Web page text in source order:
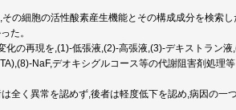
の細胞の活性酸素産生機能とその構成成分を検索し
た。
の再現を,(1)-低張液,(2)-高張液,(3)-デキストラン液
NaF,デオキシグルコース等の代謝阻害剤処理
全く異常を認めず,後者は軽度低下を認め,病因の一